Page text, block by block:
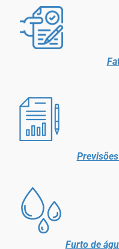
Furto de